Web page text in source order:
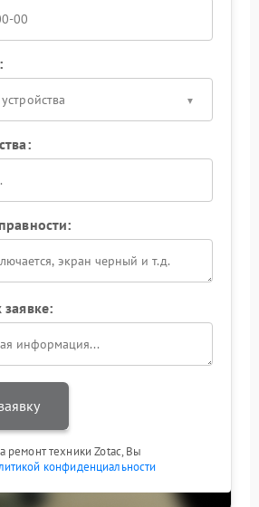
ремонт техники Zotac, Вы
конфиденциальности